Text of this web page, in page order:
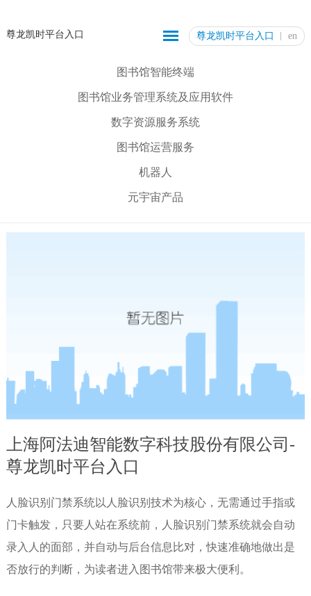
尊龙凯时平台入口 尊龙凯时平台入口 en
图书馆智能终端
图书馆业务管理系统及应用软件
数字资源服务系统
图书馆运营服务
机器人
元宇宙产品
上海阿法迪智能数字科技股份有限公司-
尊龙凯时平台入口
人脸识别门禁系统以人脸识别技术为核心，无需通过手指或
门卡触发，只要人站在系统前，人脸识别门禁系统就会自动
录入人的面部，并自动与后台信息比对，快速准确地做出是
否放行的判断，为读者进入图书馆带来极大便利。